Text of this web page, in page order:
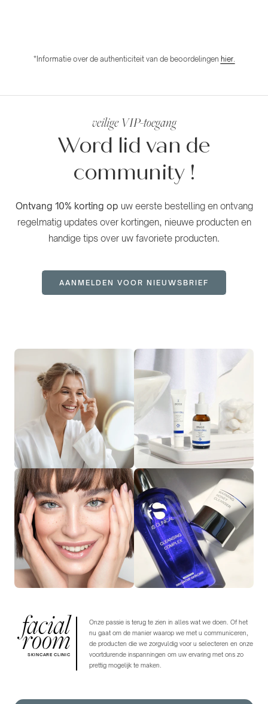
*Informatie over de authenticiteit van de beoordelingen hier.
veilige VIP-toegang
Word lid van de
community!
Ontvang 10% korting op uw eerste bestelling en ontvang
regelmatig updates over kortingen, nieuwe producten en
handige tips over uw favoriete producten.
AANMELDEN VOOR NIEUWSBRIEF
facial
room
SKINCARE CLINIC
Onze passie is terug te zien in alles wat we doen. Of het
nu gaat om de manier waarop we met u communiceren,
de producten die we zorgvuldig voor u selecteren en onze
voortdurende inspanningen om uw ervaring met ons zo
prettig mogelijk te maken.